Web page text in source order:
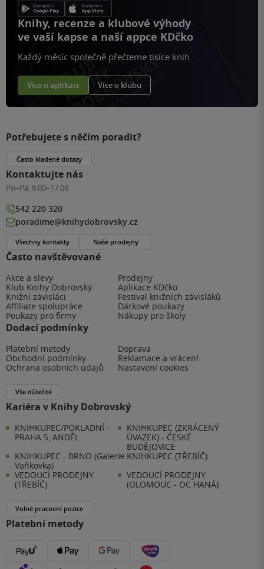
Knihy, recenze a klubové výhody
ve vaší kapse a naší appce KDčko
Každý měsíc společně přečteme tisíce knih
Více o aplikaci Více o klubu
Často navštěvované
Akce a slevy
Prodejny
Klub Knihy Dobrovský
Aplikace KDčko
Knižní závisláci
Festival knižních závisláků
Affiliate spolupráce
Dárkové poukazy
Poukazy pro firmy
Nákupy pro školy
Dodací podmínky
Platební metody
Doprava
Obchodní podmínky
Reklamace a vrácení
Ochrana osobních údajů
Nastavení cookies
Vše důležité
Kariéra v Knihy Dobrovský
KNIHKUPEC/POKLADNÍ -
PRAHA 5, ANDĚL
KNIHKUPEC (ZKRÁCENÝ
ÚVAZEK) - ČESKÉ
BUDĚJOVICE
KNIHKUPEC - BRNO (Galerie
Vaňkovka)
KNIHKUPEC (TŘEBÍČ)
VEDOUCÍ PRODEJNY
(TŘEBÍČ)
VEDOUCÍ PRODEJNY
(OLOMOUC - OC HANÁ)
Volné pracovní pozice
Platební metody
Potřebujete s něčím poradit?
Často kladené dotazy
Kontaktujte nás
Po–Pá: 8:00–17:00
542 220 320
poradime@knihydobrovsky.cz
Všechny kontakty Naše prodejny